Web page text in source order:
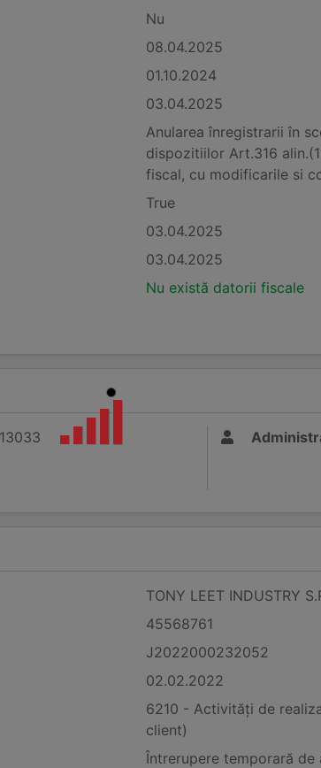
Nu
08.04.2025
01.10.2024
03.04.2025
Anularea înregistrarii în
dispozitiilor Art.316
fiscal, cu modificarile si
True
03.04.2025
03.04.2025
Nu există datorii fiscale
TONY LEET INDUSTRY
45568761
J2022000232052
02.02.2022
6210 - Activități de
client)
Întrerupere temporară